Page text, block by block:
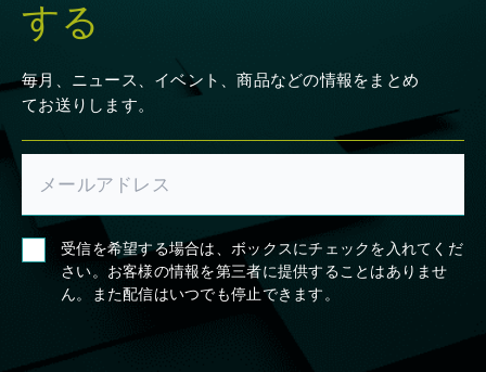
する
毎月、ニュース、イベント、商品などの情報をまとめ
てお送りします。
受信を希望する場合は、ボックスにチェックを入れてくだ
さい。お客様の情報を第三者に提供することはありませ
ん。また配信はいつでも停止できます。